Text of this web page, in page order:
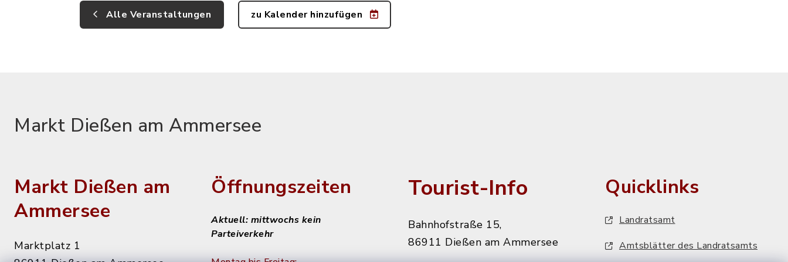
Alle Veranstaltungen zu Kalender hinzufügen
Markt Dießen am Ammersee
Markt Dießen am
Ammersee
Marktplatz 1
Öffnungszeiten
Aktuell: mittwochs kein
Parteiverkehr
Tourist-Info
Bahnhofstraße 15,
86911 Dießen am Ammersee
Quicklinks
Landratsamt
Amtsblätter des Landratsamts